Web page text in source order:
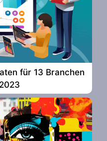
für 13 Branchen